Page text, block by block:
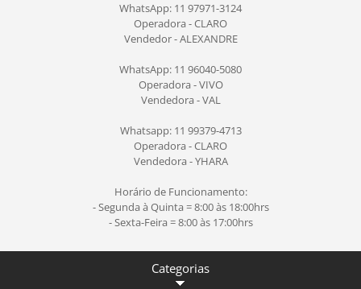
WhatsApp: 11 97971-3124
Operadora - CLARO
Vendedor - ALEXANDRE
WhatsApp: 11 96040-5080
Operadora - VIVO
Vendedora - VAL
Whatsapp: 11 99379-4713
Operadora - CLARO
Vendedora - YHARA
Horário de Funcionamento:
- Segunda à Quinta = 8:00 às 18:00hrs
- Sexta-Feira = 8:00 às 17:00hrs
Categorias